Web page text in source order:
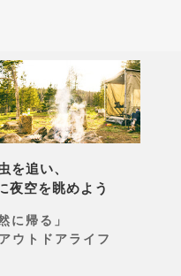
を追い、
夜空を眺めよう
に帰る」
ウトドアライフ